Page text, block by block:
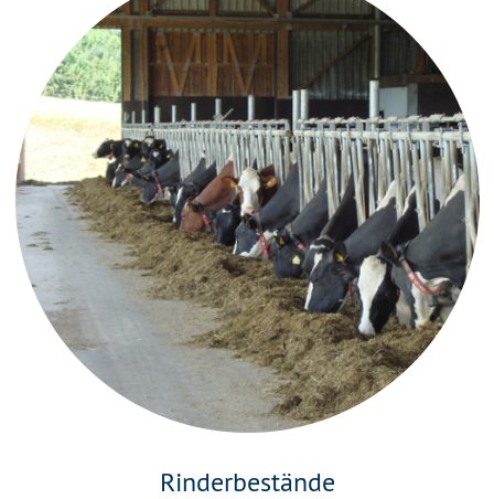
Rinderbestände